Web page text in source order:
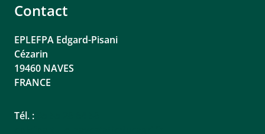
Contact
EPLEFPA Edgard-Pisani
Cézarin
19460 NAVES
FRANCE
Tél. :